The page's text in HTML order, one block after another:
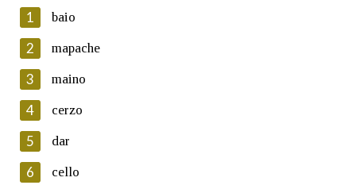
En cumprimento da normativa vixente en materia de
Protección de Datos de Carácter Persoal, a Real Academia
Galega informa a aqueles usuarios que faciliten o seu correo
electrónico, así como calquera outra información de carácter
persoal, que estes datos serán obxecto de tratamento
automatizado de carácter confidencial e incorporados aos seus
ficheiros informáticos. Así mesmo, os usuarios poderán exercer o
1 baio
2 mapache
3 maino
4 cerzo
5 dar
6 cello